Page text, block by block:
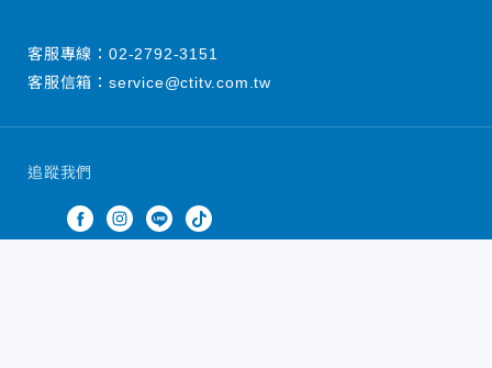
追蹤我們
客服專線： 02-2792-3151
客服信箱： service@ctitv.com.tw